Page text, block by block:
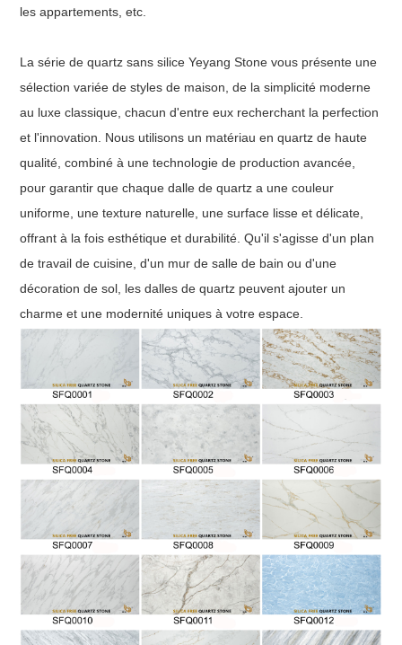
les appartements, etc.
La série de quartz sans silice Yeyang Stone vous présente une
sélection variée de styles de maison, de la simplicité moderne
au luxe classique, chacun d'entre eux recherchant la perfection
et l'innovation. Nous utilisons un matériau en quartz de haute
qualité, combiné à une technologie de production avancée,
pour garantir que chaque dalle de quartz a une couleur
uniforme, une texture naturelle, une surface lisse et délicate,
offrant à la fois esthétique et durabilité. Qu'il s'agisse d'un plan
de travail de cuisine, d'un mur de salle de bain ou d'une
décoration de sol, les dalles de quartz peuvent ajouter un
charme et une modernité uniques à votre espace.